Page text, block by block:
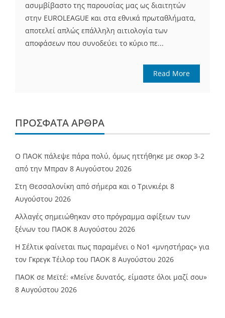
ασυμβίβαστο της παρουσίας μας ως διαιτητών
στην EUROLEAGUE και στα εθνικά πρωταθλήματα,
αποτελεί απλώς επάλληλη αιτιολογία των
αποφάσεων που συνοδεύει το κύριο πε...
Read More
ΠΡΌΣΦΑΤΑ ΆΡΘΡΑ
Ο ΠΑΟΚ πάλεψε πάρα πολύ, όμως ηττήθηκε με σκορ 3-2
από την Μπραν 8 Αυγούστου 2026
Στη Θεσσαλονίκη από σήμερα και ο Τρινκιέρι 8
Αυγούστου 2026
Αλλαγές σημειώθηκαν στο πρόγραμμα αφίξεων των
ξένων του ΠΑΟΚ 8 Αυγούστου 2026
Η Σέλτικ φαίνεται πως παραμένει ο Νο1 «μνηστήρας» για
τον Γκρεγκ Τέιλορ του ΠΑΟΚ 8 Αυγούστου 2026
ΠΑΟΚ σε Μεϊτέ: «Μείνε δυνατός, είμαστε όλοι μαζί σου»
8 Αυγούστου 2026